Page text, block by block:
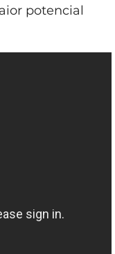
potencial